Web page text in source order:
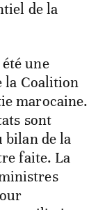
de la
une
la Coalition
marocaine.
sont
bilan de la
faite. La